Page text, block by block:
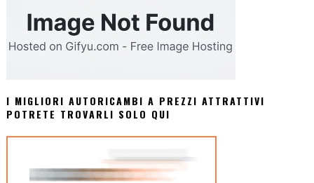
I MIGLIORI AUTORICAMBI A PREZZI ATTRATTIVI
POTRETE TROVARLI SOLO QUI